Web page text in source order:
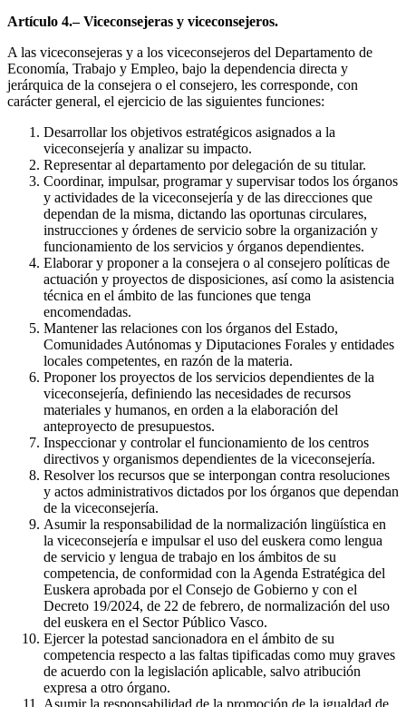
Artículo 4.– Viceconsejeras y viceconsejeros.
A las viceconsejeras y a los viceconsejeros del Departamento de
Economía, Trabajo y Empleo, bajo la dependencia directa y
jerárquica de la consejera o el consejero, les corresponde, con
carácter general, el ejercicio de las siguientes funciones:
Desarrollar los objetivos estratégicos asignados a la
viceconsejería y analizar su impacto.
Representar al departamento por delegación de su titular.
Coordinar, impulsar, programar y supervisar todos los órganos
y actividades de la viceconsejería y de las direcciones que
dependan de la misma, dictando las oportunas circulares,
instrucciones y órdenes de servicio sobre la organización y
funcionamiento de los servicios y órganos dependientes.
Elaborar y proponer a la consejera o al consejero políticas de
actuación y proyectos de disposiciones, así como la asistencia
técnica en el ámbito de las funciones que tenga
encomendadas.
Mantener las relaciones con los órganos del Estado,
Comunidades Autónomas y Diputaciones Forales y entidades
locales competentes, en razón de la materia.
Proponer los proyectos de los servicios dependientes de la
viceconsejería, definiendo las necesidades de recursos
materiales y humanos, en orden a la elaboración del
anteproyecto de presupuestos.
Inspeccionar y controlar el funcionamiento de los centros
directivos y organismos dependientes de la viceconsejería.
Resolver los recursos que se interpongan contra resoluciones
y actos administrativos dictados por los órganos que dependan
de la viceconsejería.
Asumir la responsabilidad de la normalización lingüística en
la viceconsejería e impulsar el uso del euskera como lengua
de servicio y lengua de trabajo en los ámbitos de su
competencia, de conformidad con la Agenda Estratégica del
Euskera aprobada por el Consejo de Gobierno y con el
Decreto 19/2024, de 22 de febrero, de normalización del uso
del euskera en el Sector Público Vasco.
Ejercer la potestad sancionadora en el ámbito de su
competencia respecto a las faltas tipificadas como muy graves
de acuerdo con la legislación aplicable, salvo atribución
expresa a otro órgano.